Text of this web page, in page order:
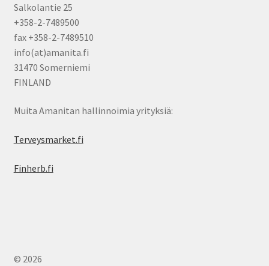
Salkolantie 25
+358-2-7489500
fax +358-2-7489510
info(at)amanita.fi
31470 Somerniemi
FINLAND
Muita Amanitan hallinnoimia yrityksiä:
Terveysmarket.fi
Finherb.fi
© 2026